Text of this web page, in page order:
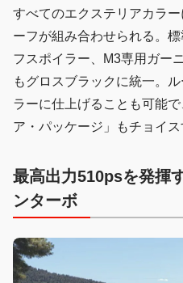
すべてのエクステリアカラ
ーフが組み合わせられる。
フスポイラー、M3専用ガー
もグロスブラックに統一。
ラーに仕上げることも可能
ア・パッケージ」もチョイス
最高出力510psを発揮
ンターボ